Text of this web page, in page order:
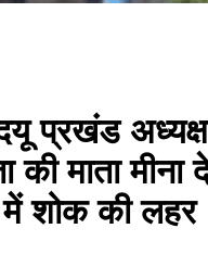
प्रखंड
की माता मीना
में शोक की लहर